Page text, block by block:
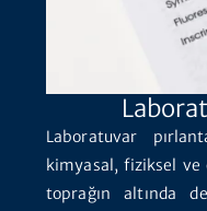
Laboratuvar
kimyasal, fiziksel
toprağın altında